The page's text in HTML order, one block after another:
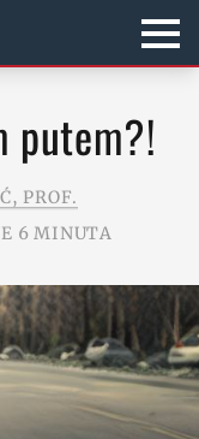
putem?!
PROF.
6 MINUTA